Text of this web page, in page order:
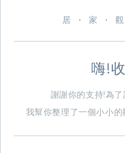
居・家・
嗨!
謝謝你的支持!為
我幫你整理了一個小小